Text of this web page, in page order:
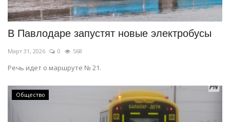
В Павлодаре запустят новые электробусы
Март 31, 2026 0 568
Речь идет о маршруте № 21.
Общество